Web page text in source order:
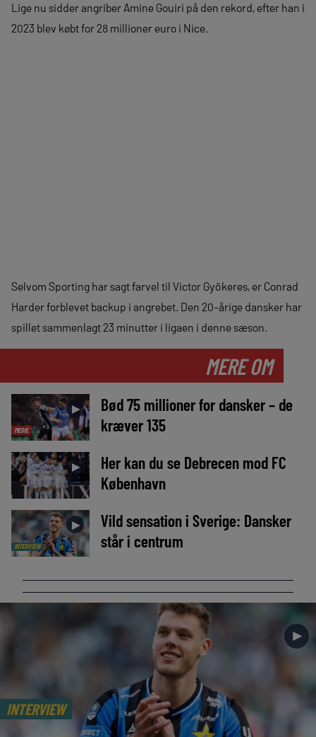
Lige nu sidder angriber Amine Gouiri på den rekord, efter han i
2023 blev købt for 28 millioner euro i Nice.
Selvom Sporting har sagt farvel til Victor Gyökeres, er Conrad
Harder forblevet backup i angrebet. Den 20-årige dansker har
spillet sammenlagt 23 minutter i ligaen i denne sæson.
MERE OM
MEDIE
►
Bød 75 millioner for dansker – de
kræver 135
►
Her kan du se Debrecen mod FC
København
INTERVIEW
►
Vild sensation i Sverige: Dansker
står i centrum
INTERVIEW
►